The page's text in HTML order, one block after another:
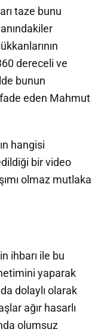
taze bunu
dereceli ve
bunun
eden Mahmut
hangisi
bir video
olmaz mutlaka
ihbarı ile bu
yaparak
dolaylı olarak
ağır hasarlı
olumsuz